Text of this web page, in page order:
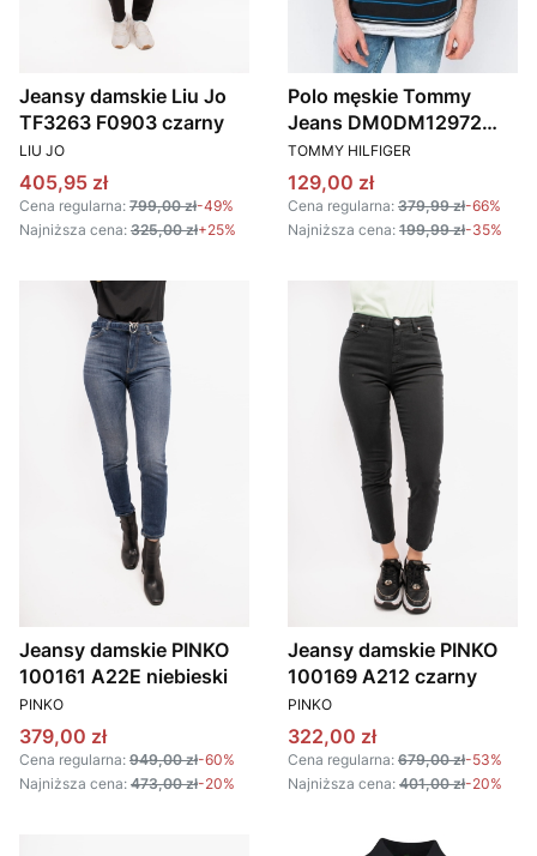
Jeansy damskie Liu Jo
TF3263 F0903 czarny
PRODUCENT
LIU JO
Cena promocyjna
405,95 zł
Cena regularna: 799,00 zł-49%
Najniższa cena: 325,00 zł+25%
Polo męskie Tommy
Jeans DM0DM12972
kolorowy
PRODUCENT
TOMMY HILFIGER
Cena promocyjna
129,00 zł
Cena regularna: 379,99 zł-66%
Najniższa cena: 199,99 zł-35%
Jeansy damskie PINKO
100161 A22E niebieski
PRODUCENT
PINKO
Cena promocyjna
379,00 zł
Cena regularna: 949,00 zł-60%
Najniższa cena: 473,00 zł-20%
Jeansy damskie PINKO
100169 A212 czarny
PRODUCENT
PINKO
Cena promocyjna
322,00 zł
Cena regularna: 679,00 zł-53%
Najniższa cena: 401,00 zł-20%